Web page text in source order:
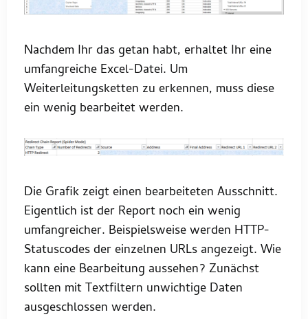
Nachdem Ihr das getan habt, erhaltet Ihr eine
umfangreiche Excel-Datei. Um
Weiterleitungsketten zu erkennen, muss diese
ein wenig bearbeitet werden.
Die Grafik zeigt einen bearbeiteten Ausschnitt.
Eigentlich ist der Report noch ein wenig
umfangreicher. Beispielsweise werden HTTP-
Statuscodes der einzelnen URLs angezeigt. Wie
kann eine Bearbeitung aussehen? Zunächst
sollten mit Textfiltern unwichtige Daten
ausgeschlossen werden.